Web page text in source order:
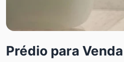
Prédio para